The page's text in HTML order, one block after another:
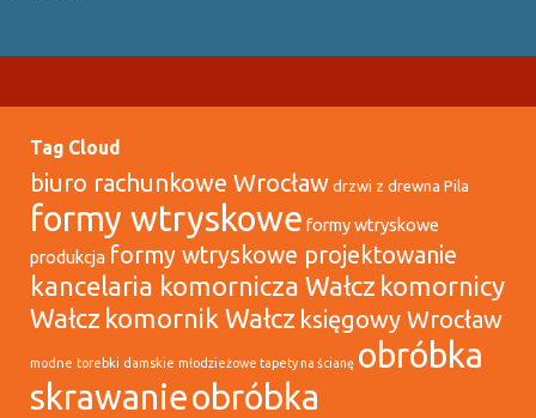
Tag Cloud
biuro rachunkowe Wrocław drzwi z drewna Pila
formy wtryskowe formy wtryskowe
produkcja formy wtryskowe projektowanie
kancelaria komornicza Wałcz komornicy
Wałcz komornik Wałcz księgowy Wrocław
modne torebki damskie młodzieżowe tapety na ścianę obróbka
skrawanieobróbka